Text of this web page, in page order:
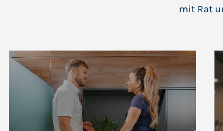
mit Rat